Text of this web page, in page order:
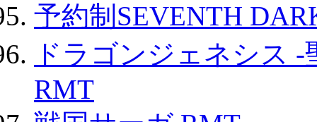
予約制SEVENTH
ドラゴンジェネシス
RMT